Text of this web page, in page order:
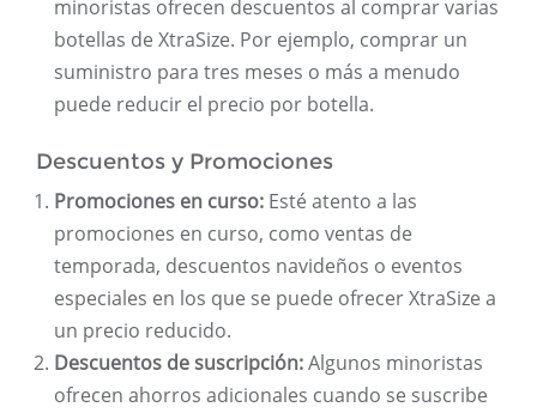
minoristas ofrecen descuentos al comprar varias
botellas de XtraSize. Por ejemplo, comprar un
suministro para tres meses o más a menudo
puede reducir el precio por botella.
Descuentos y Promociones
Promociones en curso: Esté atento a las
promociones en curso, como ventas de
temporada, descuentos navideños o eventos
especiales en los que se puede ofrecer XtraSize a
un precio reducido.
Descuentos de suscripción:Algunos minoristas
ofrecen ahorros adicionales cuando se suscribe